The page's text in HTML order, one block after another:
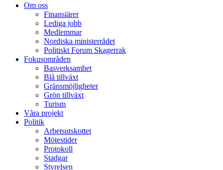
Om oss
Finansiärer
Lediga jobb
Medlemmar
Nordiska ministerrådet
Politiskt Forum Skagerrak
Fokusområden
Basverksamhet
Blå tillväxt
Gränsmöjligheter
Grön tillväxt
Turism
Våra projekt
Politik
Arbetsutskottet
Mötestider
Protokoll
Stadgar
Styrelsen